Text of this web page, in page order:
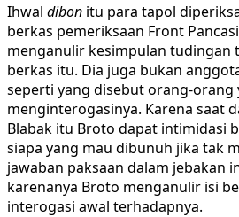
Ihwal dibon itu para tapol
berkas pemeriksaan Front
menganulir kesimpulan tudingan
berkas itu. Dia juga bukan
seperti yang disebut orang-orang
menginterogasinya. Karena saat
Blabak itu Broto dapat intimidasi
siapa yang mau dibunuh jika tak
jawaban paksaan dalam jebakan
karenanya Broto menganulir isi
interogasi awal terhadapnya.